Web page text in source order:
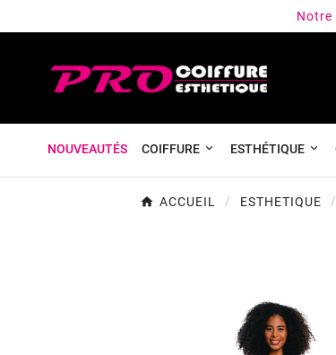
Notre
NOUVEAUTÉS COIFFURE ESTHÉTIQUE
ACCUEIL ESTHETIQUE